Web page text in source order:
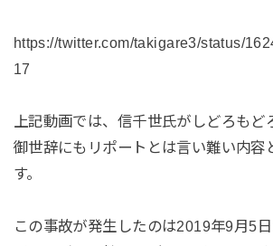
https://twitter.com/takigare3/status/
17
上記動画では、信千世氏がしどろもど
御世辞にもリポートとは言い難い内容
す。
この事故が発生したのは2019年9月5